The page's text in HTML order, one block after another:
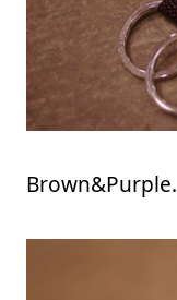
Brown&Purple.